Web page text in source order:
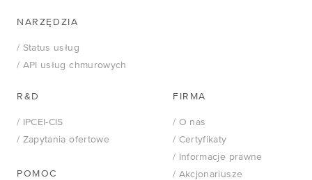
NARZĘDZIA
/ Status usług
/ API usług chmurowych
R&D
/ IPCEI-CIS
/ Zapytania ofertowe
POMOC
FIRMA
/ O nas
/ Certyfikaty
/ Informacje prawne
/ Akcjonariusze